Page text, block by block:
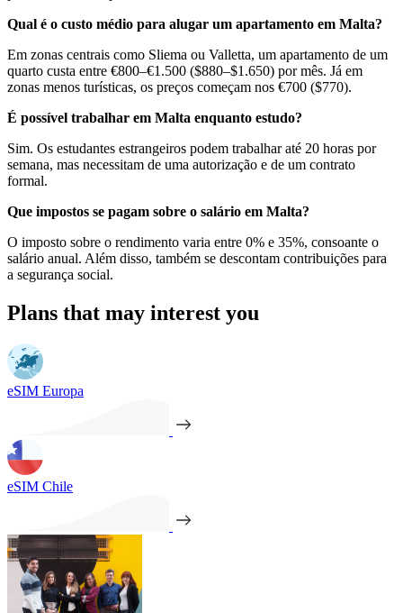
Qual é o custo médio para alugar um apartamento em Malta?
Em zonas centrais como Sliema ou Valletta, um apartamento de um
quarto custa entre €800–€1.500 ($880–$1.650) por mês. Já em
zonas menos turísticas, os preços começam nos €700 ($770).
É possível trabalhar em Malta enquanto estudo?
Sim. Os estudantes estrangeiros podem trabalhar até 20 horas por
semana, mas necessitam de uma autorização e de um contrato
formal.
Que impostos se pagam sobre o salário em Malta?
O imposto sobre o rendimento varia entre 0% e 35%, consoante o
salário anual. Além disso, também se descontam contribuições para
a segurança social.
Plans that may interest you
eSIM Europa
eSIM Chile